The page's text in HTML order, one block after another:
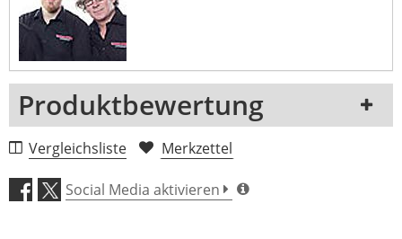
Produktbewertung
1 Rezension
5 Sterne
4 Sterne
Vergleichsliste Merkzettel
Social Media aktivieren